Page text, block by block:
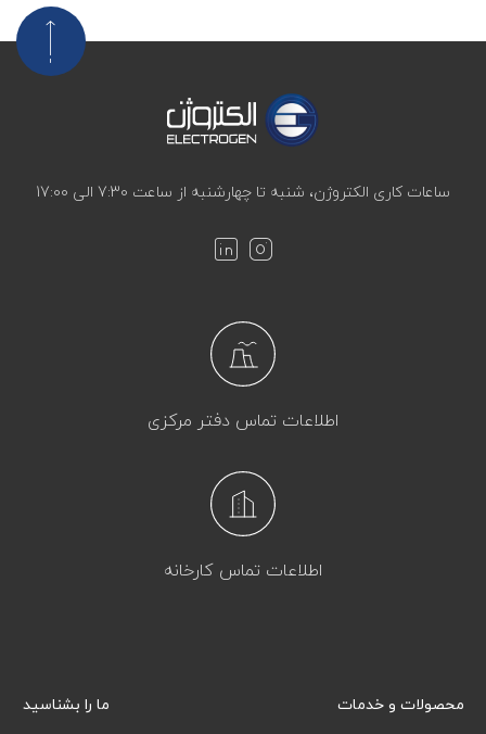
ساعات کاری الکتروژن، شنبه تا چهارشنبه از ساعت 7:30 الی 17:00
اطلاعات تماس دفتر مرکزی
اطلاعات تماس کارخانه
محصولات و خدمات ما را بشناسید